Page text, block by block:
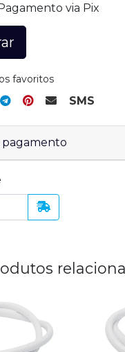
via Pix
favoritos
SMS